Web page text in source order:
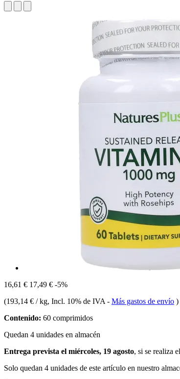
16,61 € 17,49 € -5%
(193,14 € / kg, Incl. 10% de IVA - Más gastos de envío )
Contenido: 60 comprimidos
Quedan 4 unidades en almacén
Entrega prevista el miércoles, 19 agosto, si se realiza
Solo quedan 4 unidades de este artículo en nuestro